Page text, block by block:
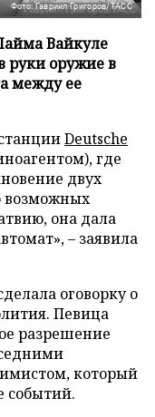
Фото: Гавриил Григоров/ТАСС
Вайкуле
руки оружие в
между ее
Deutsche
где
двух
возможных
она дала
– заявила
оговорку о
Певица
разрешение
который
событий.